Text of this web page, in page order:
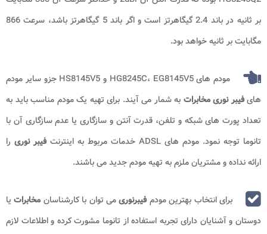
بر ثانیه در باند 2.4 گیگاهرتز است و اگر باند 5 گیگاهرتز باشد، سرعت 866
مگابایت بر ثانیه خواهد بود.
مودم های HG8245C، EG8145V5 و HS8145V5 جزو سایر مودم
هایفیبر نوری مخابرات به شمار می آیند. برای تهیه یک مودم مناسب باید به
تعداد پورت های شبکه و تلفن، قدرت آنتن و سازگاری یا عدم سازگاری آن با
تانوما توجه نمود. مودم های ADSL خدمات مربوط به اینترنت
فیبر نوری را
ارائه نداده و مشتریان ملزم به تهیه مودم جدید می باشند.
برای انتخاب بهترین مودمفیبرنوریمی توان با کارشناسان مخابرات یا
دوستان و آشنایان دارای تجربه استفاده از تانوما مشورت کرده و اطلاعات لازم